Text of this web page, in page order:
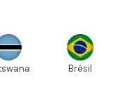
Brésil